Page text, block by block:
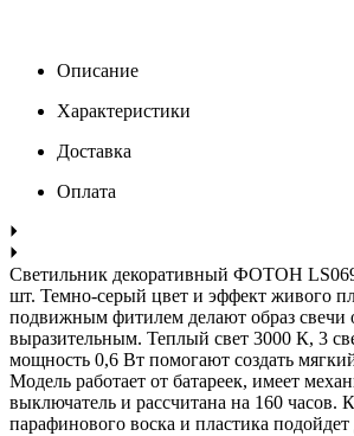
Описание
Характеристики
Доставка
Оплата
Светильник декоративный ФОТОН
шт. Темно-серый цвет и эффект живого
подвижным фитилем делают образ свечи
выразительным. Теплый свет 3000 К, 3
мощность 0,6 Вт помогают создать
Модель работает от батареек, имеет
выключатель и рассчитана на 160 часов.
парафинового воска и пластика